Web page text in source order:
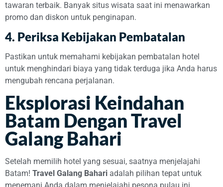
tawaran terbaik. Banyak situs wisata saat ini menawarkan
promo dan diskon untuk penginapan.
4. Periksa Kebijakan Pembatalan
Pastikan untuk memahami kebijakan pembatalan hotel
untuk menghindari biaya yang tidak terduga jika Anda harus
mengubah rencana perjalanan.
Eksplorasi Keindahan
Batam Dengan Travel
Galang Bahari
Setelah memilih hotel yang sesuai, saatnya menjelajahi
Batam! Travel Galang Bahari adalah pilihan tepat untuk